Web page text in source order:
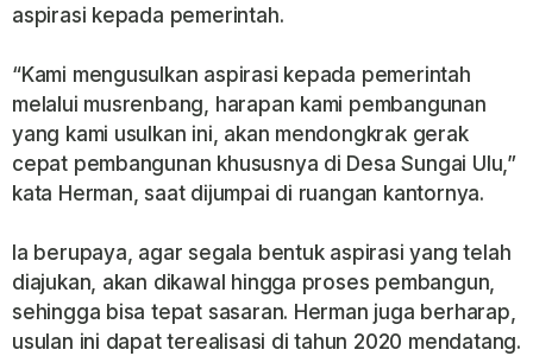
aspirasi kepada pemerintah.
“Kami mengusulkan aspirasi kepada pemerintah
melalui musrenbang, harapan kami pembangunan
yang kami usulkan ini, akan mendongkrak gerak
cepat pembangunan khususnya di Desa Sungai Ulu,”
kata Herman, saat dijumpai di ruangan kantornya.
Ia berupaya, agar segala bentuk aspirasi yang telah
diajukan, akan dikawal hingga proses pembangun,
sehingga bisa tepat sasaran. Herman juga berharap,
usulan ini dapat terealisasi di tahun 2020 mendatang.